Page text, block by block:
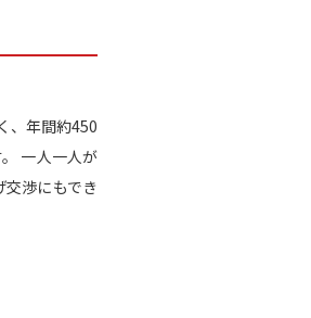
、年間約450
一人一人が
渉にもでき